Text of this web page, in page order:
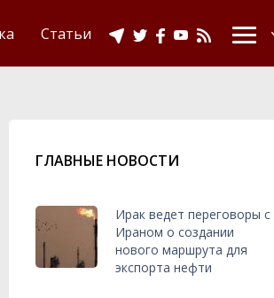
Статьи
ГЛАВНЫЕ НОВОСТИ
Ирак ведет переговоры с
Ираном о создании
нового маршрута для
экспорта нефти